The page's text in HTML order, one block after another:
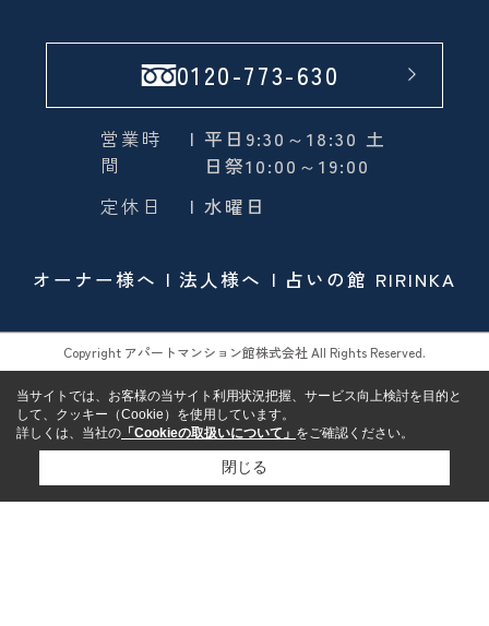
0120-773-630
営業時
間
| 平日9:30～18:30 土
日祭10:00～19:00
定休日
| 水曜日
オーナー様へ 法人様へ 占いの館 RIRINKA
Copyright アパートマンション館株式会社 All Rights Reserved.
当サイトでは、お客様の当サイト利用状況把握、サービス向上検討を目的と
して、クッキー（Cookie）を使用しています。
詳しくは、当社の 「Cookieの取扱いについて」 をご確認ください。
閉じる